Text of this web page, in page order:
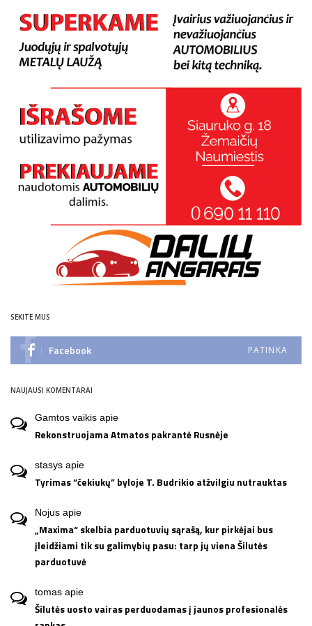
SEKITE MUS
Facebook PATINKA
NAUJAUSI KOMENTARAI
Gamtos vaikis apie
Rekonstruojama Atmatos pakrantė Rusnėje
stasys apie
Tyrimas “čekiukų” byloje T. Budrikio atžvilgiu nutrauktas
Nojus apie
„Maxima“ skelbia parduotuvių sąrašą, kur pirkėjai bus
įleidžiami tik su galimybių pasu: tarp jų viena Šilutės
parduotuvė
tomas apie
Šilutės uosto vairas perduodamas į jaunos profesionalės